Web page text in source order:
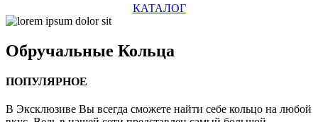
КАТАЛОГ
Обручальные Кольца
ПОПУЛЯРНОЕ
В Эксклюзиве Вы всегда сможете найти себе кольцо на любой